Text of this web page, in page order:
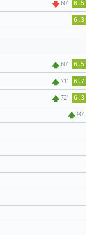
60' 6.5
6.3
60' 6.5
71' 6.7
72' 6.3
90'